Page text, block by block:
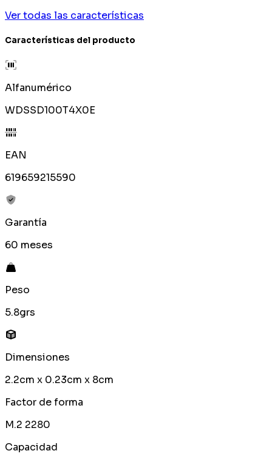
Ver todas las características
Características del producto
Alfanumérico
WDSSD100T4X0E
EAN
619659215590
Garantía
60 meses
Peso
5.8grs
Dimensiones
2.2cm x 0.23cm x 8cm
Factor de forma
M.2 2280
Capacidad